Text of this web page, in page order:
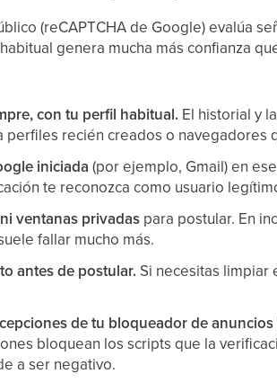
(reCAPTCHA de Google) evalúa
genera mucha más confianza
con tu perfil habitual. El historial y
perfiles recién creados o navegadores
iniciada (por ejemplo, Gmail) en
te reconozca como usuario
ventanas privadas para postular. En
fallar mucho más.
antes de postular. Si necesitas limpiar
de tu bloqueador de anuncios
bloquean los scripts que la
a ser negativo.